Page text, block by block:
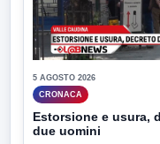
5 AGOSTO 2026
CRONACA
Estorsione e usura,
due uomini